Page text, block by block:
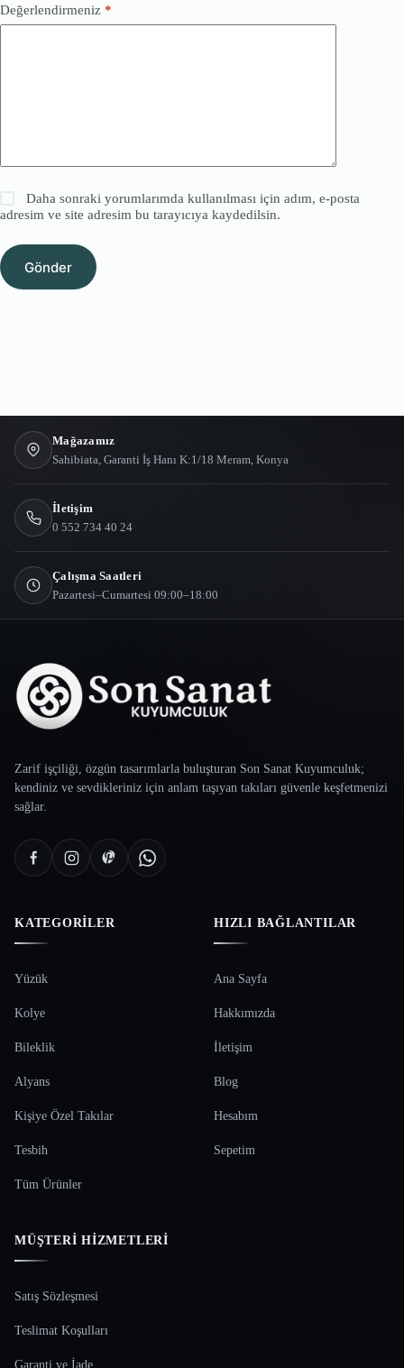
Değerlendirmeniz *
Daha sonraki yorumlarımda kullanılması için adım, e-posta
adresim ve site adresim bu tarayıcıya kaydedilsin.
Gönder
Mağazamız
Sahibiata, Garanti İş Hanı K:1/18 Meram, Konya
İletişim
0 552 734 40 24
Çalışma Saatleri
Pazartesi–Cumartesi 09:00–18:00
Zarif işçiliği, özgün tasarımlarla buluşturan Son Sanat Kuyumculuk;
kendiniz ve sevdikleriniz için anlam taşıyan takıları güvenle keşfetmenizi
sağlar.
KATEGORILER
Yüzük
Kolye
Bileklik
Alyans
Kişiye Özel Takılar
Tesbih
Tüm Ürünler
HIZLI BAĞLANTILAR
Ana Sayfa
Hakkımızda
İletişim
Blog
Hesabım
Sepetim
MÜŞTERI HIZMETLERI
Satış Sözleşmesi
Teslimat Koşulları
Garanti ve İade